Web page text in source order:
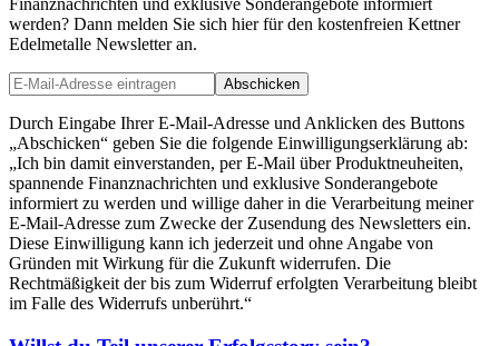
werden? Dann melden Sie sich hier für den kostenfreien Kettner
Edelmetalle Newsletter an.
Abschicken
Durch Eingabe Ihrer E-Mail-Adresse und Anklicken des Buttons
„Abschicken“ geben Sie die folgende Einwilligungserklärung ab:
„Ich bin damit einverstanden, per E-Mail über Produktneuheiten,
spannende Finanznachrichten und exklusive Sonderangebote
informiert zu werden und willige daher in die Verarbeitung meiner
E-Mail-Adresse zum Zwecke der Zusendung des Newsletters ein.
Diese Einwilligung kann ich jederzeit und ohne Angabe von
Gründen mit Wirkung für die Zukunft widerrufen. Die
Rechtmäßigkeit der bis zum Widerruf erfolgten Verarbeitung bleibt
im Falle des Widerrufs unberührt.“